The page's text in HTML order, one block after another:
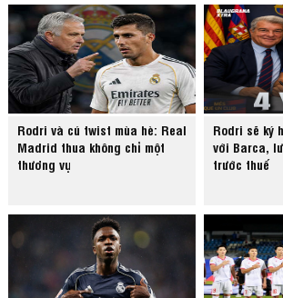
Rodri và cú twist mùa hè: Real
Madrid thua không chỉ một
thương vụ
Rodri sẽ ký
với Barca,
trước thuế